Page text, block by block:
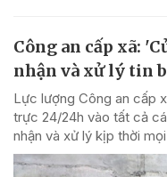
Công an cấp xã:
nhận và xử lý tin
Lực lượng Công an cấp
trực 24/24h vào tất cả
nhận và xử lý kịp thời